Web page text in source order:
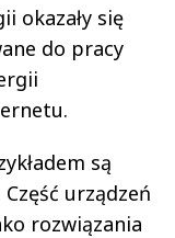
okazały się
do pracy
są
urządzeń
rozwiązania